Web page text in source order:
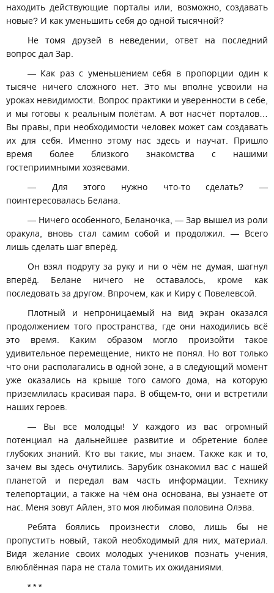
находить действующие порталы или, возможно, создавать
новые? И как уменьшить себя до одной тысячной?
Не томя друзей в неведении, ответ на последний
вопрос дал Зар.
— Как раз с уменьшением себя в пропорции один к
тысяче ничего сложного нет. Это мы вполне усвоили на
уроках невидимости. Вопрос практики и уверенности в себе,
и мы готовы к реальным полётам. А вот насчёт порталов…
Вы правы, при необходимости человек может сам создавать
их для себя. Именно этому нас здесь и научат. Пришло
время более близкого знакомства с нашими
гостеприимными хозяевами.
— Для этого нужно что-то сделать? —
поинтересовалась Белана.
— Ничего особенного, Беланочка, — Зар вышел из роли
оракула, вновь стал самим собой и продолжил. — Всего
лишь сделать шаг вперёд.
Он взял подругу за руку и ни о чём не думая, шагнул
вперёд. Белане ничего не оставалось, кроме как
последовать за другом. Впрочем, как и Киру с Повелевсой.
Плотный и непроницаемый на вид экран оказался
продолжением того пространства, где они находились всё
это время. Каким образом могло произойти такое
удивительное перемещение, никто не понял. Но вот только
что они располагались в одной зоне, а в следующий момент
уже оказались на крыше того самого дома, на которую
приземлилась красивая пара. В общем-то, они и встретили
наших героев.
— Вы все молодцы! У каждого из вас огромный
потенциал на дальнейшее развитие и обретение более
глубоких знаний. Кто вы такие, мы знаем. Также как и то,
зачем вы здесь очутились. Зарубик ознакомил вас с нашей
планетой и передал вам часть информации. Технику
телепортации, а также на чём она основана, вы узнаете от
нас. Меня зовут Айлен, это моя любимая половина Олэва.
Ребята боялись произнести слово, лишь бы не
пропустить новый, такой необходимый для них, материал.
Видя желание своих молодых учеников познать учения,
влюблённая пара не стала томить их ожиданиями.
* * *